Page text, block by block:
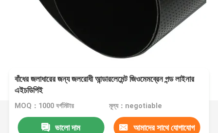
বাঁধের জলাধারের জন্য জলরোধী আন্ডারলেমেন্ট জিওমেমব্রেন পন্ড লাইনার
এইচডিপিই
MOQ：1000 বর্গমিটার মূল্য：negotiable
ভালো দাম আমাদের সাথে যোগাযোগ